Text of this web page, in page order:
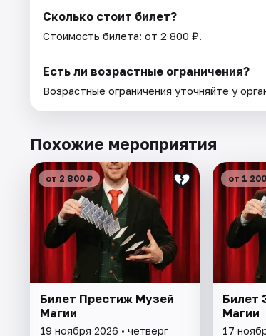
Сколько стоит билет?
Стоимость билета: от 2 800 ₽.
Есть ли возрастные ограничения?
Возрастные ограничения уточняйте у
Похожие мероприятия
от 2 800 ₽
Билет Престиж Музей
Магии
19 ноября 2026 • четверг
от 1
Билет
Магии
17